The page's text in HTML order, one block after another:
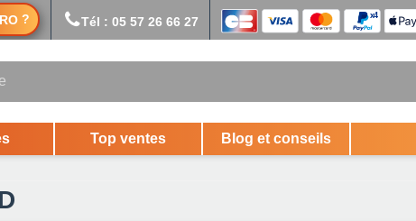
? Tél : 05 57 26 66 27
Top ventes Blog et conseils